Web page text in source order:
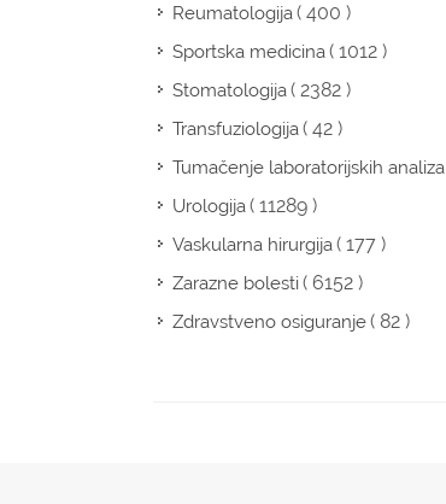
Reumatologija( 400 )
Sportska medicina( 1012 )
Stomatologija( 2382 )
Transfuziologija( 42 )
Tumačenje laboratorijskih analiza
Urologija( 11289 )
Vaskularna hirurgija( 177 )
Zarazne bolesti( 6152 )
Zdravstveno osiguranje( 82 )